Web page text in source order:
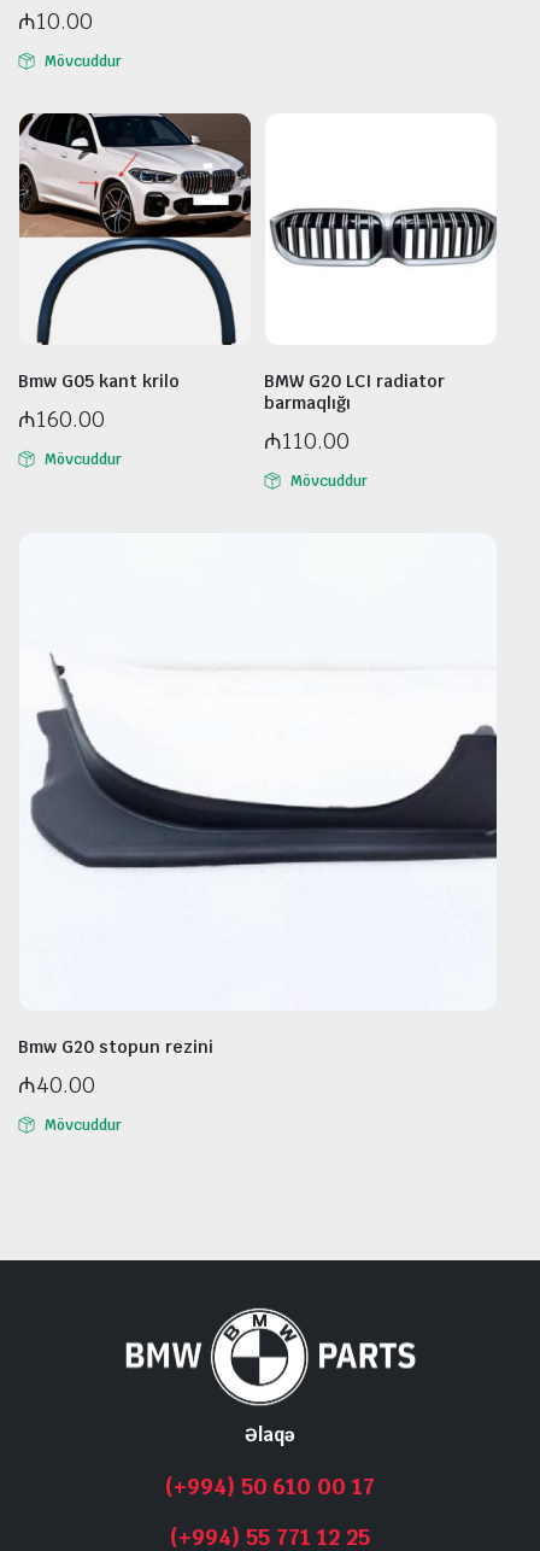
₼10.00
Mövcuddur
Bmw G05 kant krilo
₼160.00
Mövcuddur
BMW G20 LCI radiator
barmaqlığı
₼110.00
Mövcuddur
Bmw G20 stopun rezini
₼40.00
Mövcuddur
Əlaqə
(+994) 50 610 00 17
(+994) 55 771 12 25